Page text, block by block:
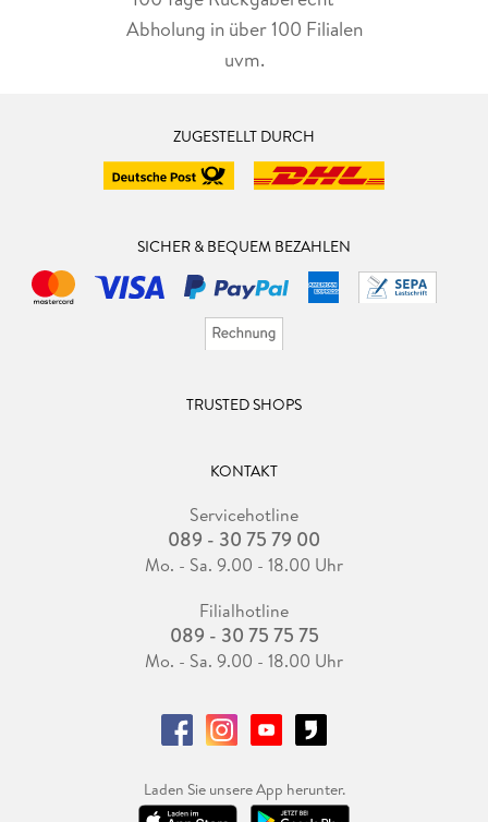
Abholung in über 100 Filialen
uvm.
ZUGESTELLT DURCH
SICHER & BEQUEM BEZAHLEN
TRUSTED SHOPS
KONTAKT
Servicehotline
089 - 30 75 79 00
Mo. - Sa. 9.00 - 18.00 Uhr
Filialhotline
089 - 30 75 75 75
Mo. - Sa. 9.00 - 18.00 Uhr
Laden Sie unsere App herunter.